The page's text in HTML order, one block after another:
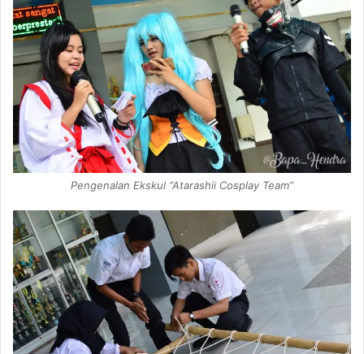
Pengenalan Ekskul “Atarashii Cosplay Team”